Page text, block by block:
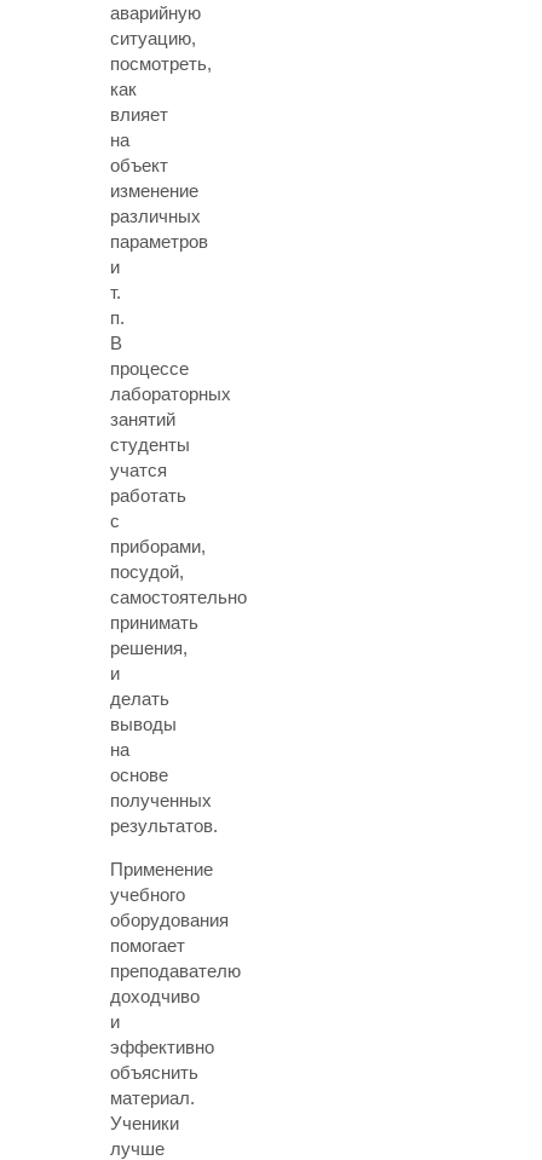
аварийную
ситуацию,
посмотреть,
как
влияет
на
объект
изменение
различных
параметров
и
т.
п.
В
процессе
лабораторных
занятий
студенты
учатся
работать
с
приборами,
посудой,
самостоятельно
принимать
решения,
и
делать
выводы
на
основе
полученных
результатов.
Применение
учебного
оборудования
помогает
преподавателю
доходчиво
и
эффективно
объяснить
материал.
Ученики
лучше